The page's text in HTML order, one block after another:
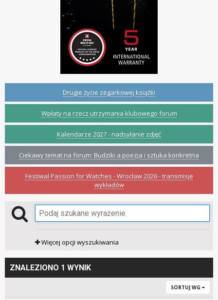
Drugie życie zegarkowej książki
Wpłaty na rzecz utrzymania klubowego forum
Kalendarze 2027 - nadsyłanie zdjęć
Ciekawy temat na forum: Budziki a poezja i sztuka konkretna
Festiwal Passion for Watches - Wrocław 2026 - transmisje
wykładów
Więcej opcji wyszukiwania
ZNALEZIONO 1 WYNIK
SORTUJ WG